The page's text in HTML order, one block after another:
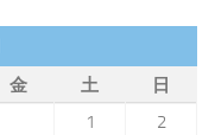
金 土
日
1
2